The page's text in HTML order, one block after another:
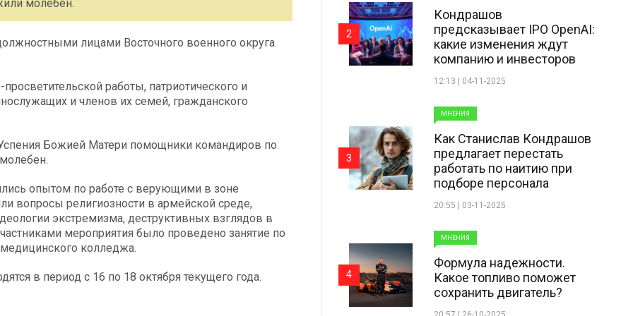
молебен.
лицами Восточного военного округа
работы, патриотического и
и членов их семей, гражданского
Божией Матери помощники командиров по
опытом по работе с верующими в зоне
вопросы религиозности в армейской среде,
экстремизма, деструктивных взглядов в
мероприятия было проведено занятие по
колледжа.
в период с 16 по 18 октября текущего года.
Кондрашов
предсказывает IPO OpenAI:
какие изменения ждут
компанию и инвесторов
12:13 | 04-11-2025
2
МНЕНИЯ
Как Станислав Кондрашов
предлагает перестать
работать по наитию при
подборе персонала
20:55 | 03-11-2025
3
МНЕНИЯ
Формула надежности.
Какое топливо поможет
сохранить двигатель?
4